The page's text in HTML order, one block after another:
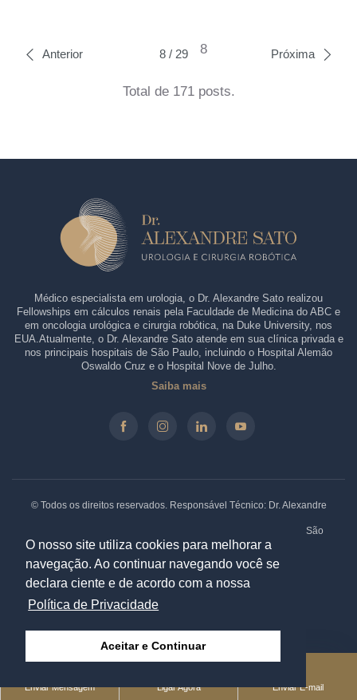
O nosso site utiliza cookies para melhorar a
navegação. Ao continuar navegando você se
declara ciente e de acordo com a nossa
Política de Privacidade
Aceitar e Continuar
Anterior 8 / 29 8 Próxima
Total de 171 posts.
Enviar Mensagem Ligar Agora Enviar E-mail
Médico especialista em urologia, o Dr. Alexandre Sato realizou
Fellowships em cálculos renais pela Faculdade de Medicina do ABC e
em oncologia urológica e cirurgia robótica, na Duke University, nos
EUA.Atualmente, o Dr. Alexandre Sato atende em sua clínica privada e
nos principais hospitais de São Paulo, incluindo o Hospital Alemão
Oswaldo Cruz e o Hospital Nove de Julho.
Saiba mais
© Todos os direitos reservados. Responsável Técnico: Dr. Alexandre
Clínica: Rua Borges Lagoa, 913 - Sala 31/32, Vila Clementino. São
Paulo - SP. CEP: 04038-032 |Política de Privacidade
Especialistas em Marketing Médico: